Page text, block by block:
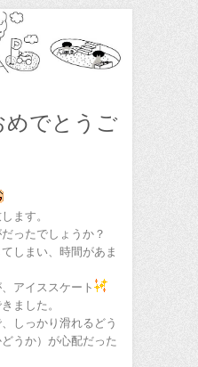
めでとうご
ます。
ったでしょうか？
しまい、時間があま
アイススケート
ました。
しっかり滑れるどう
うか）が心配だった